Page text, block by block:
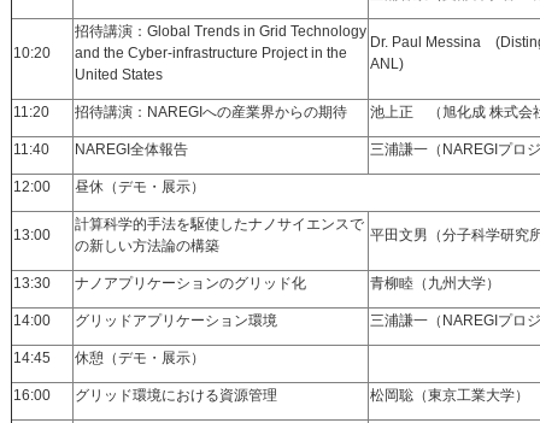
10:20
招待講演：Global Trends in Grid Technology
and the Cyber-infrastructure Project in the
United States
Dr. Paul Messina
ANL)
11:20 招待講演：NAREGIへの産業界からの期待 池上正 （旭化成 株式会
11:40 NAREGI全体報告 三浦謙一（NAREGIプロ
12:00 昼休（デモ・展示）
13:00
計算科学的手法を駆使したナノサイエンスで
の新しい方法論の構築
平田文男（分子科学研究
13:30 ナノアプリケーションのグリッド化 青柳睦（九州大学）
14:00 グリッドアプリケーション環境 三浦謙一（NAREGIプロ
14:45 休憩（デモ・展示）
16:00 グリッド環境における資源管理 松岡聡（東京工業大学）